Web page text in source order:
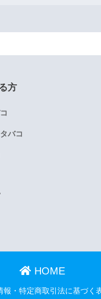
方
バコ
HOME
報・特定商取引法に基づく